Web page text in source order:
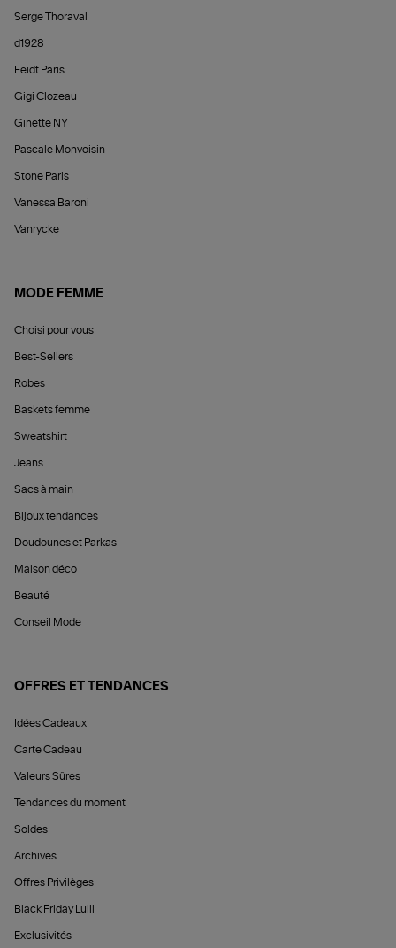
Serge Thoraval
d1928
Feidt Paris
Gigi Clozeau
Ginette NY
Pascale Monvoisin
Stone Paris
Vanessa Baroni
Vanrycke
MODE FEMME
Choisi pour vous
Best-Sellers
Robes
Baskets femme
Sweatshirt
Jeans
Sacs à main
Bijoux tendances
Doudounes et Parkas
Maison déco
Beauté
Conseil Mode
OFFRES ET TENDANCES
Idées Cadeaux
Carte Cadeau
Valeurs Sûres
Tendances du moment
Soldes
Archives
Offres Privilèges
Black Friday Lulli
Exclusivités